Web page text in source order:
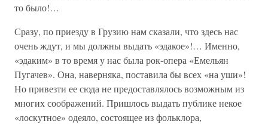
то было!…
Сразу, по приезду в Грузию нам сказали, что здесь нас
очень ждут, и мы должны выдать «эдакое»!… Именно,
«эдаким» в то время у нас была рок-опера «Емельян
Пугачев». Она, наверняка, поставила бы всех «на уши»!
Но привезти ее сюда не предоставлялось возможным из
многих соображений. Пришлось выдать публике некое
«лоскутное» одеяло, состоящее из фольклора,